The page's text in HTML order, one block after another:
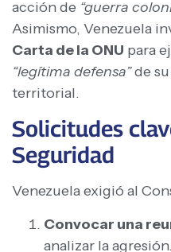
acción de “guerra
Asimismo, Venezuela
Carta de la ONU para
“legítima defensa”de
territorial.
Solicitudes
Seguridad
Venezuela exigió al
Convocar una
analizar la agresión.